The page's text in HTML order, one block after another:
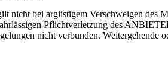
nicht bei arglistigem Verschweigen
Pflichtverletzung des
nicht verbunden. Weitergehende